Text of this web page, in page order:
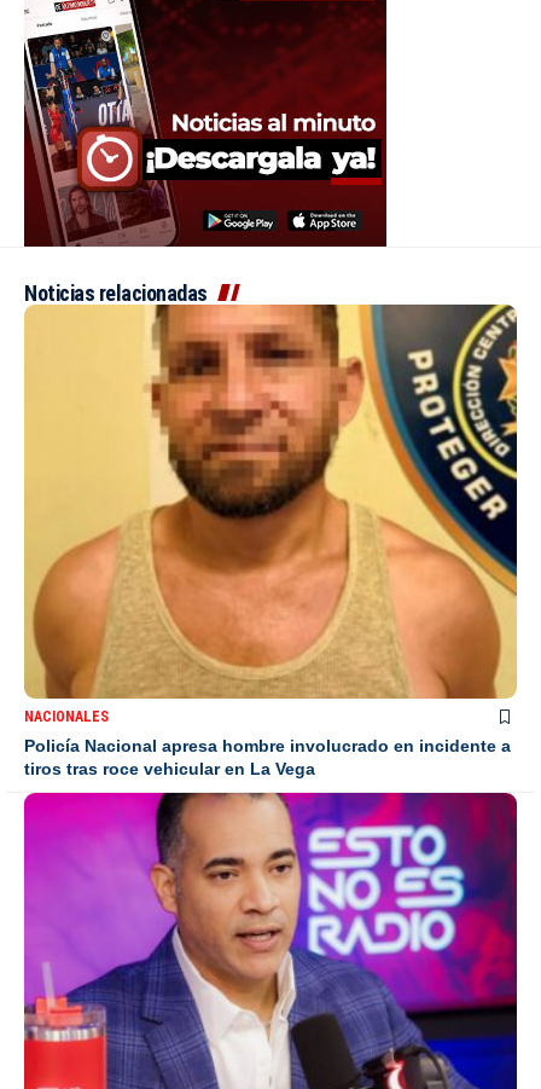
Noticias relacionadas
NACIONALES
Policía Nacional apresa hombre involucrado en incidente a
tiros tras roce vehicular en La Vega